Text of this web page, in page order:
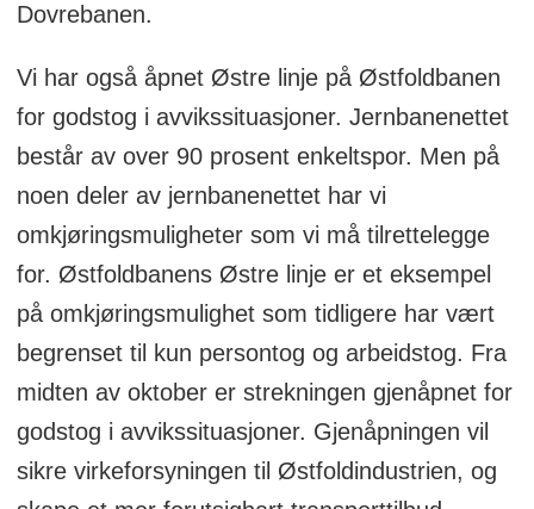
Dovrebanen.
Vi har også åpnet Østre linje på Østfoldbanen
for godstog i avvikssituasjoner. Jernbanenettet
består av over 90 prosent enkeltspor. Men på
noen deler av jernbanenettet har vi
omkjøringsmuligheter som vi må tilrettelegge
for. Østfoldbanens Østre linje er et eksempel
på omkjøringsmulighet som tidligere har vært
begrenset til kun persontog og arbeidstog. Fra
midten av oktober er strekningen gjenåpnet for
godstog i avvikssituasjoner. Gjenåpningen vil
sikre virkeforsyningen til Østfoldindustrien, og